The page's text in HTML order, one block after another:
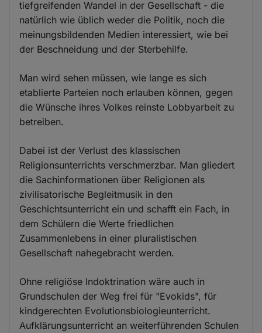
tiefgreifenden Wandel in der Gesellschaft - die
natürlich wie üblich weder die Politik, noch die
meinungsbildenden Medien interessiert, wie bei
der Beschneidung und der Sterbehilfe.
Man wird sehen müssen, wie lange es sich
etablierte Parteien noch erlauben können, gegen
die Wünsche ihres Volkes reinste Lobbyarbeit zu
betreiben.
Dabei ist der Verlust des klassischen
Religionsunterrichts verschmerzbar. Man gliedert
die Sachinformationen über Religionen als
zivilisatorische Begleitmusik in den
Geschichtsunterricht ein und schafft ein Fach, in
dem Schülern die Werte friedlichen
Zusammenlebens in einer pluralistischen
Gesellschaft nahegebracht werden.
Ohne religiöse Indoktrination wäre auch in
Grundschulen der Weg frei für "Evokids", für
kindgerechten Evolutionsbiologieunterricht.
Aufklärungsunterricht an weiterführenden Schulen